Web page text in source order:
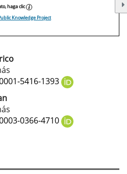
haga clic
Knowledge Project
5416-1393
0366-4710